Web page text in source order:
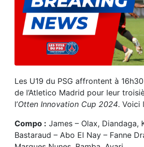
Les U19 du PSG affrontent à
de l’Atletico Madrid pour leur
l’Otten Innovation Cup 2024. Voici
Compo : James – Olax, Diandaga,
Bastaraud – Abo El Nay – Fanne